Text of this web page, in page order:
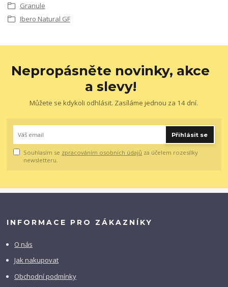
Granule
Ibero Natural GF
Nepropásněte novinky, akce
a slevy!
Můžete se kdykoli odhlásit. Zasíláme jednou za 14 dní.
Přihlásit se
Souhlasím se zpracováním osobních údajů za účelem rozesílky
newsletteru.
INFORMACE PRO ZÁKAZNÍKY
O nás
Jak nakupovat
Obchodní podmínky